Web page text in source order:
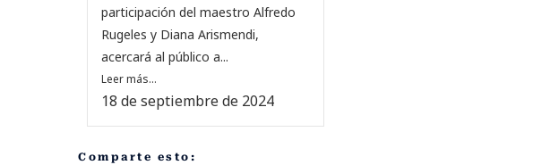
participación del maestro Alfredo
Rugeles y Diana Arismendi,
acercará al público a...
Leer más...
18 de septiembre de 2024
Comparte esto: